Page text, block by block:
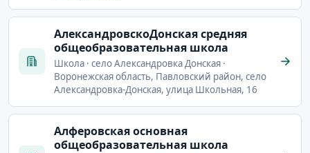
АлександровскоДонская средняя
общеобразовательная школа
Школа · село Александровка Донская ·
Воронежская область, Павловский район, село
Александровка-Донская, улица Школьная, 16
Алферовская основная
общеобразовательная школа